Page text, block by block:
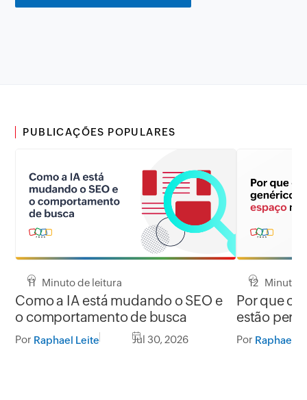
PUBLICAÇÕES POPULARES
11 Minuto de leitura
Como a IA está mudando o SEO e
o comportamento de busca
Por Raphael Leite Jul 30, 2026
12 Minuto
Por que
estão
Google
Por Raphael